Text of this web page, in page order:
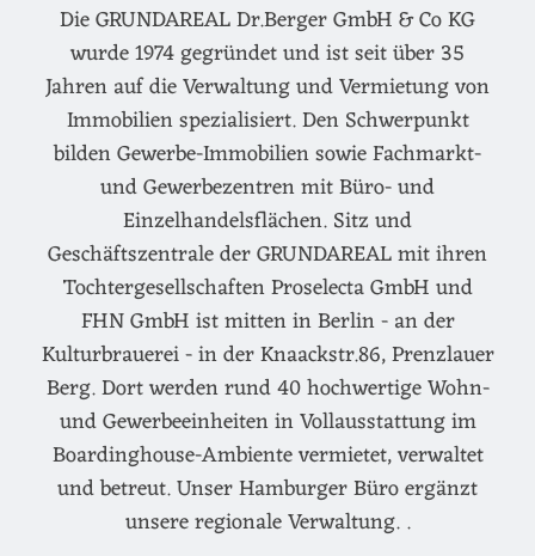
Die GRUNDAREAL Dr.Berger GmbH & Co KG
wurde 1974 gegründet und ist seit über 35
Jahren auf die Verwaltung und Vermietung von
Immobilien spezialisiert. Den Schwerpunkt
bilden Gewerbe-Immobilien sowie Fachmarkt-
und Gewerbezentren mit Büro- und
Einzelhandelsflächen. Sitz und
Geschäftszentrale der GRUNDAREAL mit ihren
Tochtergesellschaften Proselecta GmbH und
FHN GmbH ist mitten in Berlin - an der
Kulturbrauerei - in der Knaackstr.86, Prenzlauer
Berg. Dort werden rund 40 hochwertige Wohn-
und Gewerbeeinheiten in Vollausstattung im
Boardinghouse-Ambiente vermietet, verwaltet
und betreut. Unser Hamburger Büro ergänzt
unsere regionale Verwaltung. .